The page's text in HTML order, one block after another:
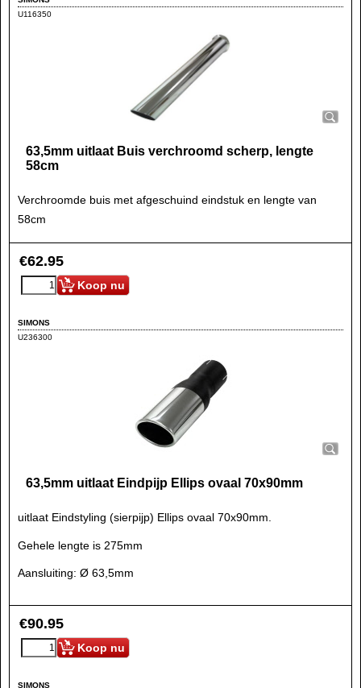
U116350
63,5mm uitlaat Buis verchroomd scherp, lengte
58cm
Verchroomde buis met afgeschuind eindstuk en lengte van
58cm
€62.95
Koop nu
SIMONS
U236300
63,5mm uitlaat Eindpijp Ellips ovaal 70x90mm
uitlaat Eindstyling (sierpijp) Ellips ovaal 70x90mm.
Gehele lengte is 275mm
Aansluiting: Ø 63,5mm
€90.95
Koop nu
SIMONS